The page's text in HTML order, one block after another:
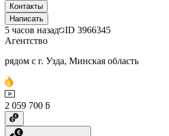
Контакты
Написать
5 часов назад ID 3966345
Агентство
рядом с г. Узда, Минская область
2 059 700 ƃ